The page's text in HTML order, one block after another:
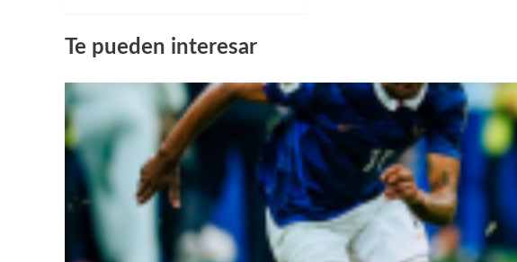
Argentina
ganó
«Goldepenal»
Messi
Te pueden interesar